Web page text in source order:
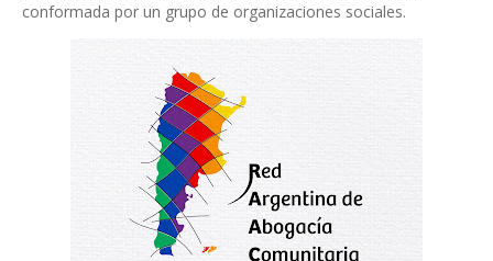
conformada por un grupo de organizaciones sociales.